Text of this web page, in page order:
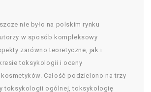
nie było na polskim rynku
w sposób kompleksowy
zarówno teoretyczne, jak i
toksykologii i oceny
Całość podzielono na trzy
toksykologii ogólnej, toksykologię